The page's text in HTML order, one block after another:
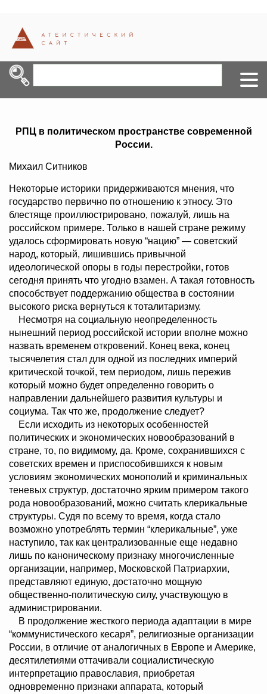
РПЦ в политическом пространстве современной
России.
Михаил Ситников
Некоторые историки придерживаются мнения, что
государство первично по отношению к этносу. Это
блестяще проиллюстрировано, пожалуй, лишь на
российском примере. Только в нашей стране режиму
удалось сформировать новую “нацию” — советский
народ, который, лишившись привычной
идеологической опоры в годы перестройки, готов
сегодня принять что угодно взамен. А такая готовность
способствует поддержанию общества в состоянии
высокого риска вернуться к тоталитаризму.
Несмотря на социальную неопределенность
нынешний период российской истории вполне можно
назвать временем откровений. Конец века, конец
тысячелетия стал для одной из последних империй
критической точкой, тем периодом, лишь пережив
который можно будет определенно говорить о
направлении дальнейшего развития культуры и
социума. Так что же, продолжение следует?
Если исходить из некоторых особенностей
политических и экономических новообразований в
стране, то, по видимому, да. Кроме, сохранившихся с
советских времен и приспособившихся к новым
условиям экономических монополий и криминальных
теневых структур, достаточно ярким примером такого
рода новообразований, можно считать клерикальные
структуры. Судя по всему то время, когда стало
возможно употреблять термин “клерикальные”, уже
наступило, так как централизованные еще недавно
лишь по каноническому признаку многочисленные
организации, например, Московской Патриархии,
представляют единую, достаточно мощную
общественно-политическую силу, участвующую в
администрировании.
В продолжение жесткого периода адаптации в мире
“коммунистического кесаря”, религиозные организации
России, в отличие от аналогичных в Европе и Америке,
десятилетиями оттачивали социалистическую
интерпретацию православия, приобретая
одновременно признаки аппарата, который